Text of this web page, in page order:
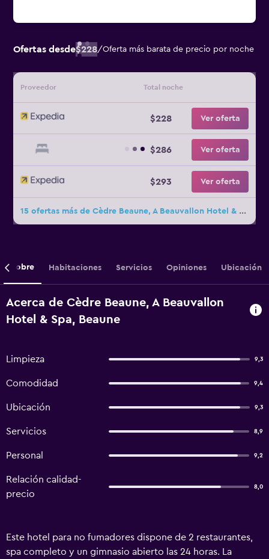
Ofertas desde$228/Oferta más barata de precio por noche
Proveedor Total noche
$228 Ver oferta
$286 Ver oferta
$293 Ver oferta
15 ofertas más de Cèdre Beaune, A Beauvallon Hotel & Spa
Sobre Habitaciones Servicios Opiniones Ubicación
Acerca de Cèdre Beaune, A Beauvallon
Hotel & Spa, Beaune
Limpieza 9,3
Comodidad 9,4
Ubicación 9,3
Servicios 8,9
Personal 9,2
Relación calidad-
precio
8,0
Este hotel para no fumadores dispone de 2 restaurantes,
spa completo y un gimnasio abierto las 24 horas. La